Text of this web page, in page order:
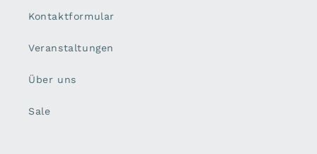
Kontaktformular
Veranstaltungen
Über uns
Sale